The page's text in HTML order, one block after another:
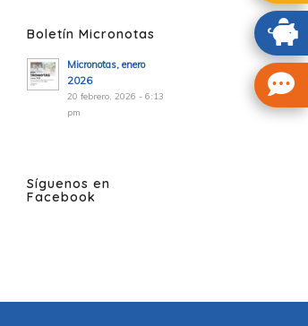
Boletín Micronotas
Micronotas, enero
2026
20 febrero, 2026 - 6:13
pm
Síguenos en
Facebook